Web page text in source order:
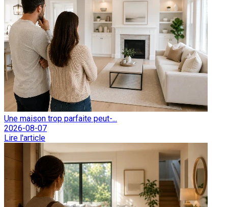
Une maison trop parfaite peut-...
2026-08-07
Lire l'article